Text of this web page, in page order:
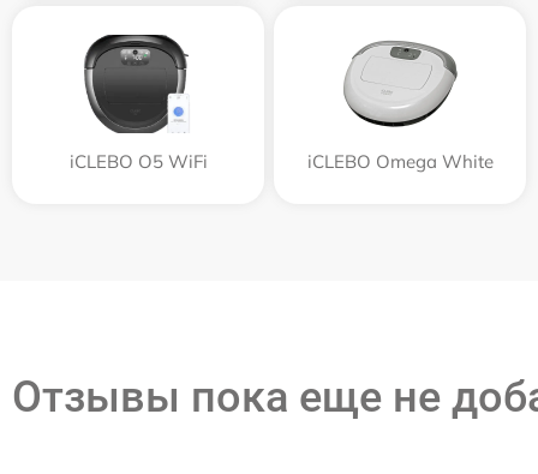
iCLEBO O5 WiFi iCLEBO Omega White
Отзывы пока еще не